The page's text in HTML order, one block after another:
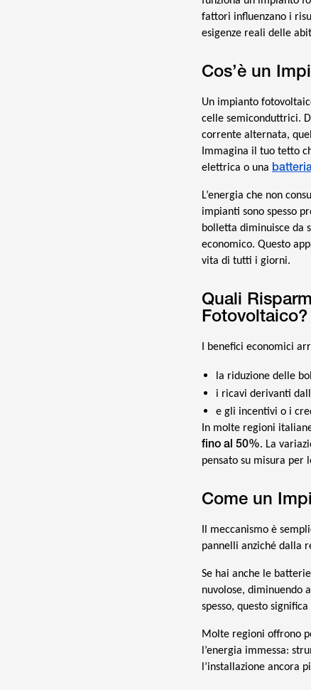
fattori influenzano i
esigenze reali delle
Cos’è un
Un impianto
celle semiconduttrici.
corrente alternata,
Immagina il tuo tetto
elettrica o una
L’energia che non
impianti sono spesso
bolletta diminuisce da
economico. Questo
vita di tutti i giorni.
Quali
Fotovoltaico?
I benefici economici
la riduzione delle
i ricavi derivanti
e gli incentivi o i
In molte regioni
fino al 50%. La
pensato su misura per
Come un
Il meccanismo è
pannelli anziché dalla
Se hai anche le
nuvolose, diminuendo
spesso, questo
Molte regioni offrono
l’energia immessa:
l’installazione ancora